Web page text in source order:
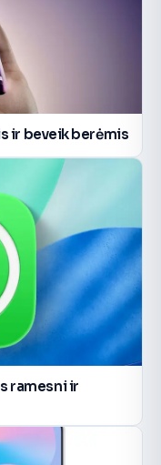
ir beveik berėmis
ramesni ir